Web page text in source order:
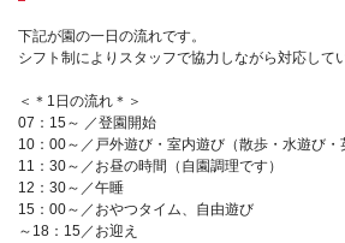
下記が園の一日の流れです。
シフト制によりスタッフで協力しながら対応して
＜＊1日の流れ＊＞
07：15～ ／登園開始
10：00～／戸外遊び・室内遊び（散歩・水遊び・
11：30～／お昼の時間（自園調理です）
12：30～／午睡
15：00～／おやつタイム、自由遊び
～18：15／お迎え